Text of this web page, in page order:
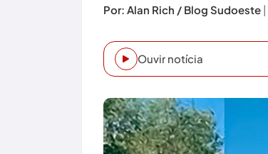
Por: Alan Rich / Blog Sudoeste |
Ouvir notícia